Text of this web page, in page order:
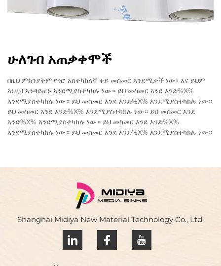
ሁለገብ አጠቃቀሞች
በዚህ ምክንያትም የጎሮ አስተካክለኛ ቀይ መስመር እንደሚታች ነው፣ እና ይህም
እነዚህ እንዳይሆኑ እንደሚያስተካክሉ ነው። ይህ መስመር እንደ እንድ%X%
እንደሚያስተካክሉ ነው። ይህ መስመር እንደ እንድ%X% እንደሚያስተካክሉ ነው።
ይህ መስመር እንደ እንድ%X% እንደሚያስተካክሉ ነው። ይህ መስመር እንደ
እንድ%X% እንደሚያስተካክሉ ነው። ይህ መስመር እንደ እንድ%X%
እንደሚያስተካክሉ ነው። ይህ መስመር እንደ እንድ%X% እንደሚያስተካክሉ ነው።
Shanghai Midiya New Material Technology Co., Ltd.